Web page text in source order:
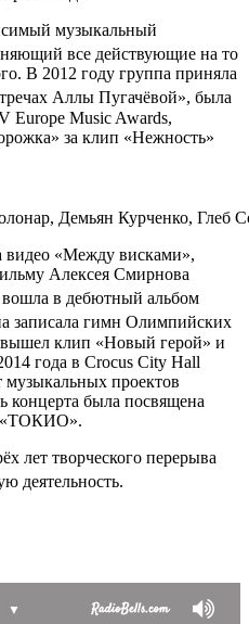
музыкальный
все действующие на то
В 2012 году группа приняла
Аллы Пугачёвой», была
Europe Music Awards,
за клип «Нежность»
Демьян Курченко, Глеб
видео «Между висками»,
Алексея Смирнова
вошла в дебютный альбом
записала гимн Олимпийских
клип «Новый герой» и
года в Crocus City Hall
музыкальных проектов
концерта была посвящена
«ТОКИО».
лет творческого перерыва
деятельность.
▼